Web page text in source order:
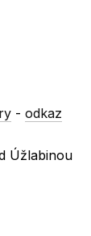
-odkaz
Úžlabinou